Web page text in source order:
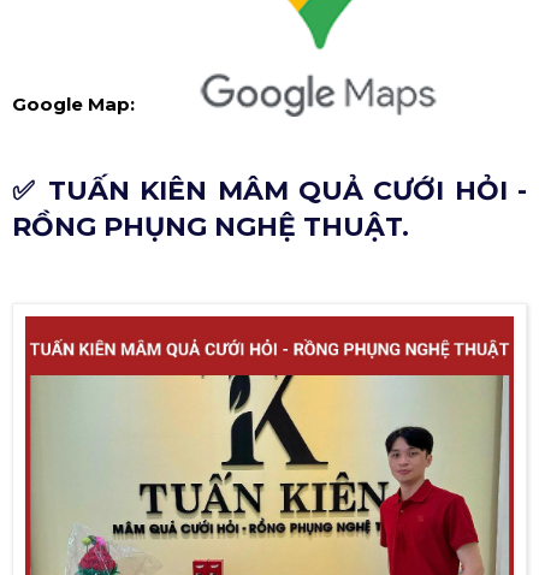
Google Map:
✅ TUẤN KIÊN MÂM QUẢ CƯỚI HỎI -
RỒNG PHỤNG NGHỆ THUẬT.